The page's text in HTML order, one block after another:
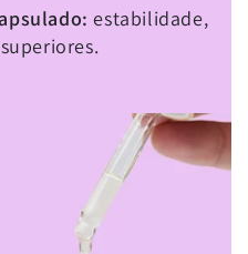
estabilidade,